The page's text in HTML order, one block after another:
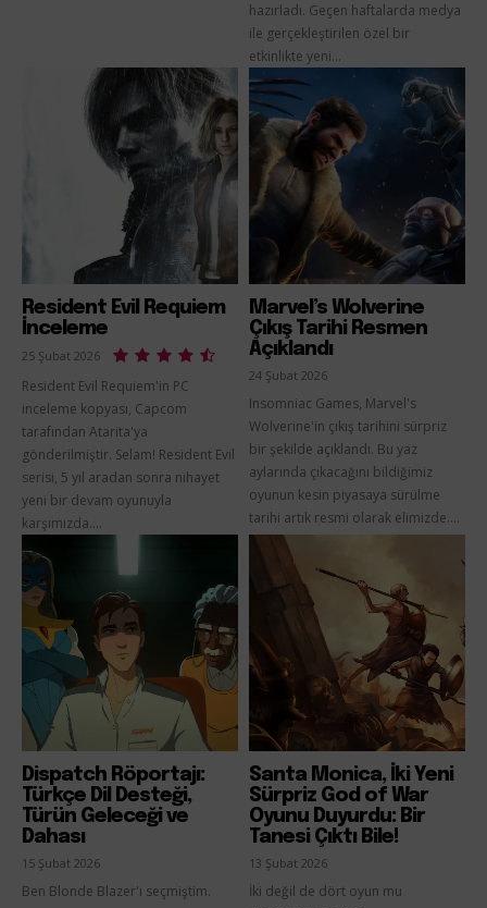
hazırladı. Geçen haftalarda medya
ile gerçekleştirilen özel bir
etkinlikte yeni...
Resident Evil Requiem
İnceleme
25 Şubat 2026
Resident Evil Requiem'in PC
inceleme kopyası, Capcom
tarafından Atarita'ya
gönderilmiştir. Selam! Resident Evil
serisi, 5 yıl aradan sonra nihayet
yeni bir devam oyunuyla
karşımızda....
Marvel’s Wolverine
Çıkış Tarihi Resmen
Açıklandı
24 Şubat 2026
Insomniac Games, Marvel's
Wolverine'in çıkış tarihini sürpriz
bir şekilde açıklandı. Bu yaz
aylarında çıkacağını bildiğimiz
oyunun kesin piyasaya sürülme
tarihi artık resmi olarak elimizde....
Dispatch Röportajı:
Türkçe Dil Desteği,
Türün Geleceği ve
Dahası
15 Şubat 2026
Ben Blonde Blazer'ı seçmiştim.
Santa Monica, İki Yeni
Sürpriz God of War
Oyunu Duyurdu: Bir
Tanesi Çıktı Bile!
13 Şubat 2026
İki değil de dört oyun mu